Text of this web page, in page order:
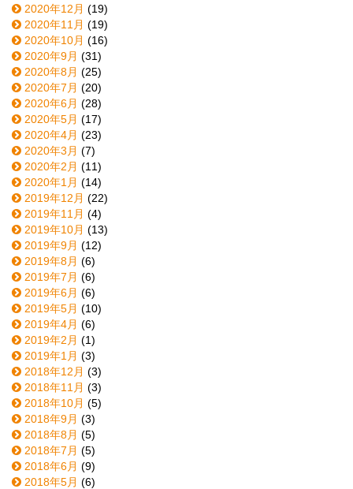
2020年12月 (19)
2020年11月 (19)
2020年10月 (16)
2020年9月 (31)
2020年8月 (25)
2020年7月 (20)
2020年6月 (28)
2020年5月 (17)
2020年4月 (23)
2020年3月 (7)
2020年2月 (11)
2020年1月 (14)
2019年12月 (22)
2019年11月 (4)
2019年10月 (13)
2019年9月 (12)
2019年8月 (6)
2019年7月 (6)
2019年6月 (6)
2019年5月 (10)
2019年4月 (6)
2019年2月 (1)
2019年1月 (3)
2018年12月 (3)
2018年11月 (3)
2018年10月 (5)
2018年9月 (3)
2018年8月 (5)
2018年7月 (5)
2018年6月 (9)
2018年5月 (6)